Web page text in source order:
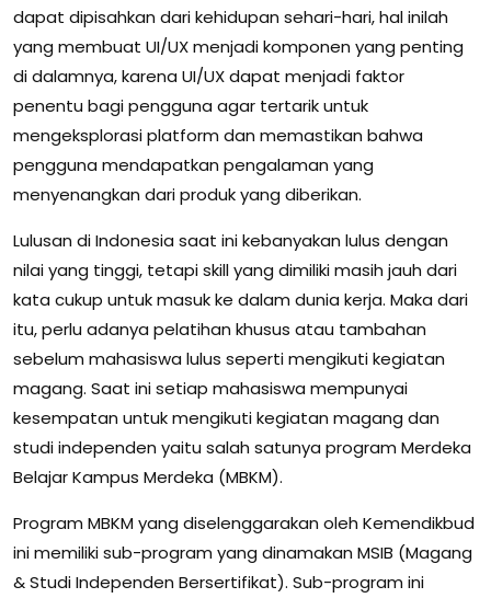
dapat dipisahkan dari kehidupan sehari-hari, hal inilah
yang membuat UI/UX menjadi komponen yang penting
di dalamnya, karena UI/UX dapat menjadi faktor
penentu bagi pengguna agar tertarik untuk
mengeksplorasi platform dan memastikan bahwa
pengguna mendapatkan pengalaman yang
menyenangkan dari produk yang diberikan.
Lulusan di Indonesia saat ini kebanyakan lulus dengan
nilai yang tinggi, tetapi skill yang dimiliki masih jauh dari
kata cukup untuk masuk ke dalam dunia kerja. Maka dari
itu, perlu adanya pelatihan khusus atau tambahan
sebelum mahasiswa lulus seperti mengikuti kegiatan
magang. Saat ini setiap mahasiswa mempunyai
kesempatan untuk mengikuti kegiatan magang dan
studi independen yaitu salah satunya program Merdeka
Belajar Kampus Merdeka (MBKM).
Program MBKM yang diselenggarakan oleh Kemendikbud
ini memiliki sub-program yang dinamakan MSIB (Magang
& Studi Independen Bersertifikat). Sub-program ini